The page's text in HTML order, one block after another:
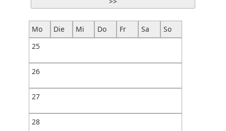
Mo Die Mi Do Fr Sa
So
25
26
27
28